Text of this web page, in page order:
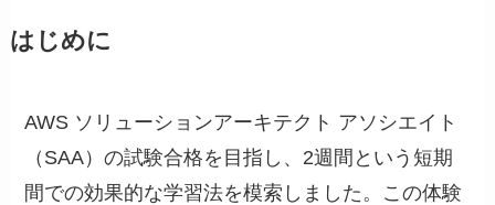
はじめに
AWS ソリューションアーキテクト アソシエイト
（SAA）の試験合格を目指し、2週間という短期
間での効果的な学習法を模索しました。この体験